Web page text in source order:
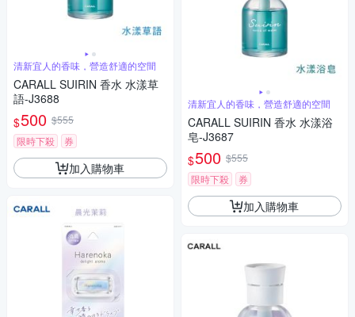
清新宜人的香味，營造舒適的空間
CARALL SUIRIN 香水 水漾草
語-J3688
$500 $555
限時下殺
券
加入購物車
清新宜人的香味，營造舒適的空間
CARALL SUIRIN 香水 水漾浴
皂-J3687
$500 $555
限時下殺
券
加入購物車